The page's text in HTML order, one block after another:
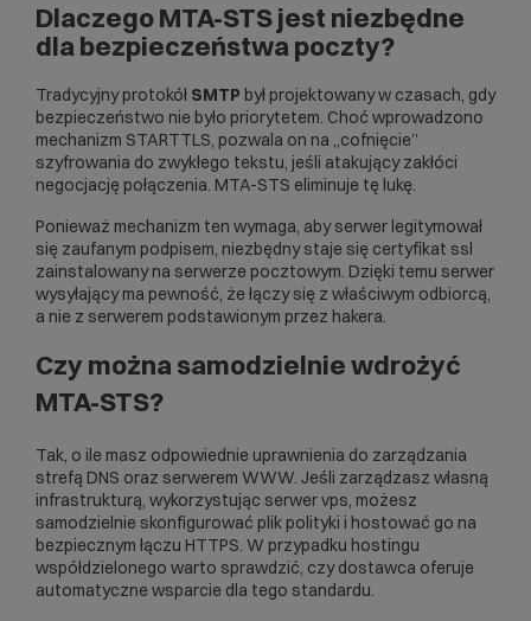
Dlaczego MTA-STS jest niezbędne
dla bezpieczeństwa poczty?
Tradycyjny protokół SMTP był projektowany w czasach, gdy
bezpieczeństwo nie było priorytetem. Choć wprowadzono
mechanizm STARTTLS, pozwala on na „cofnięcie”
szyfrowania do zwykłego tekstu, jeśli atakujący zakłóci
negocjację połączenia. MTA-STS eliminuje tę lukę.
Ponieważ mechanizm ten wymaga, aby serwer legitymował
się zaufanym podpisem, niezbędny staje się certyfikat ssl
zainstalowany na serwerze pocztowym. Dzięki temu serwer
wysyłający ma pewność, że łączy się z właściwym odbiorcą,
a nie z serwerem podstawionym przez hakera.
Czy można samodzielnie wdrożyć
MTA-STS?
Tak, o ile masz odpowiednie uprawnienia do zarządzania
strefą DNS oraz serwerem WWW. Jeśli zarządzasz własną
infrastrukturą, wykorzystując serwer vps, możesz
samodzielnie skonfigurować plik polityki i hostować go na
bezpiecznym łączu HTTPS. W przypadku hostingu
współdzielonego warto sprawdzić, czy dostawca oferuje
automatyczne wsparcie dla tego standardu.